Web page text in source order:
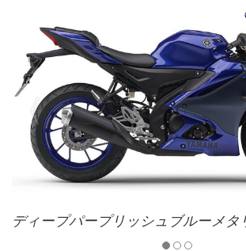
ディープパープリッシュブルーメタ